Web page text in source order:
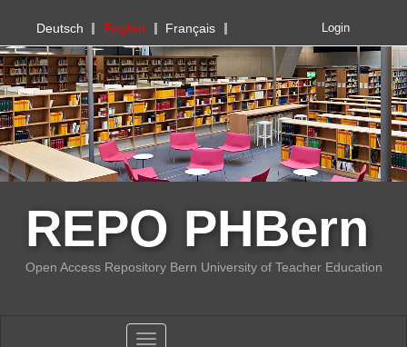
PHBern
Deutsch English Français Login
REPO PHBern
Open Access Repository Bern University of Teacher Education
Toggle navigation